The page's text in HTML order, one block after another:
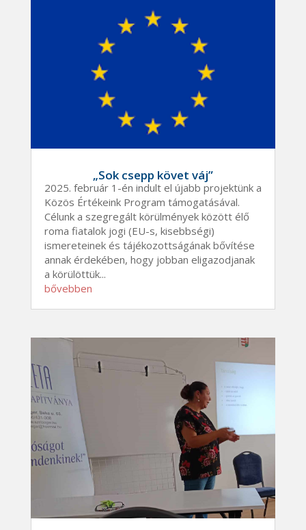
„Sok csepp követ váj”
2025. február 1-én indult el újabb projektünk a
Közös Értékeink Program támogatásával.
Célunk a szegregált körülmények között élő
roma fiatalok jogi (EU-s, kisebbségi)
ismereteinek és tájékozottságának bővítése
annak érdekében, hogy jobban eligazodjanak
a körülöttük...
bővebben